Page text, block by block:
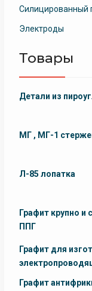
Силицированный
Электроды
Товары
Детали из
МГ , МГ-1
Л-85 лопатка
Графит крупно
ППГ
Графит для
Графит